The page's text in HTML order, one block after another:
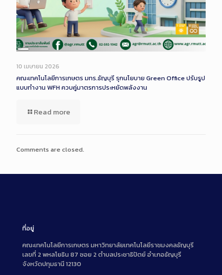
Long
Description
10 เมษายน 2026
คณะเทคโนโลยีการเกษตร มทร.ธัญบุรี รุกนโยบาย Green Office ปรับรูป
แบบทำงาน WFH ควบคู่มาตรการประหยัดพลังงาน
Read more
Comments are closed.
ที่อยู่
คณะเทคโนโลยีการเกษตร มหาวิทยาลัยเทคโนโลยีราชมงคลธัญบุรี
เลขที่ 2 พหลโยธิน 87 ซอย 2 ตำบลประชาธิปัตย์ อำเภอธัญบุรี
จังหวัดปทุมธานี 12130